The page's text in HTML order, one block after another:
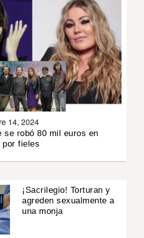
14, 2024
se robó 80 mil euros en
por fieles
¡Sacrilegio! Torturan y
agreden sexualmente a
una monja